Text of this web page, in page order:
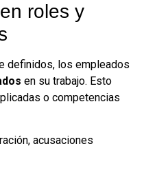
roles y
definidos, los empleados
en su trabajo. Esto
o competencias
acusaciones